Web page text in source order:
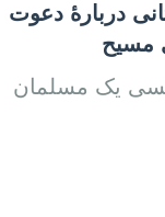
دربارۀ دعوت
مسیح
یک مسلمان